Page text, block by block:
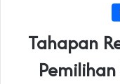
Tahapan